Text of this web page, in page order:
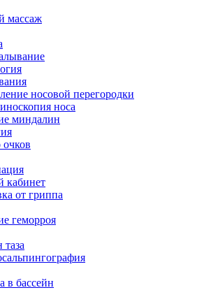
массаж
носовой перегородки
носа
миндалин
кабинет
от гриппа
геморроя
таза
в бассейн